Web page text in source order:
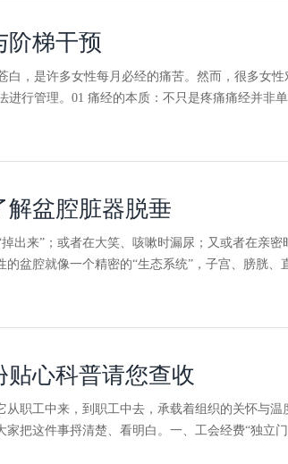
阶梯干预
，是许多女性每月必经的痛苦。然而，很多女
行管理。01 痛经的本质：不只是疼痛痛经并非
解盆腔脏器脱垂
出来”；或者在大笑、咳嗽时漏尿；又或者在亲
盆腔就像一个精密的“生态系统”，子宫、膀胱
贴心科普请您查收
职工中来，到职工中去，承载着组织的关怀与
家把这件事捋清楚、看明白。一、工会经费“独